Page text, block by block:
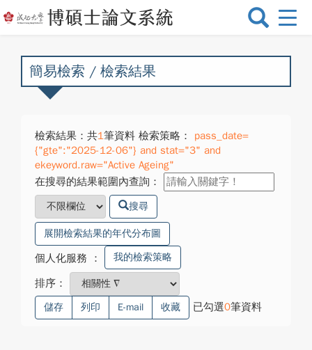
選
換
簡易檢索 / 檢索結果
檢索結果：共1筆資料 檢索策略：
pass_date=
{"gte":"2025-12-06"} and stat="3" and
ekeyword.raw="Active Ageing"
在搜尋的結果範圍內查詢：
搜尋
展開檢索結果的年代分布圖
個人化服務 ： 我的檢索策略
排序：
儲存 列印 E-mail 收藏 已勾選0筆資料